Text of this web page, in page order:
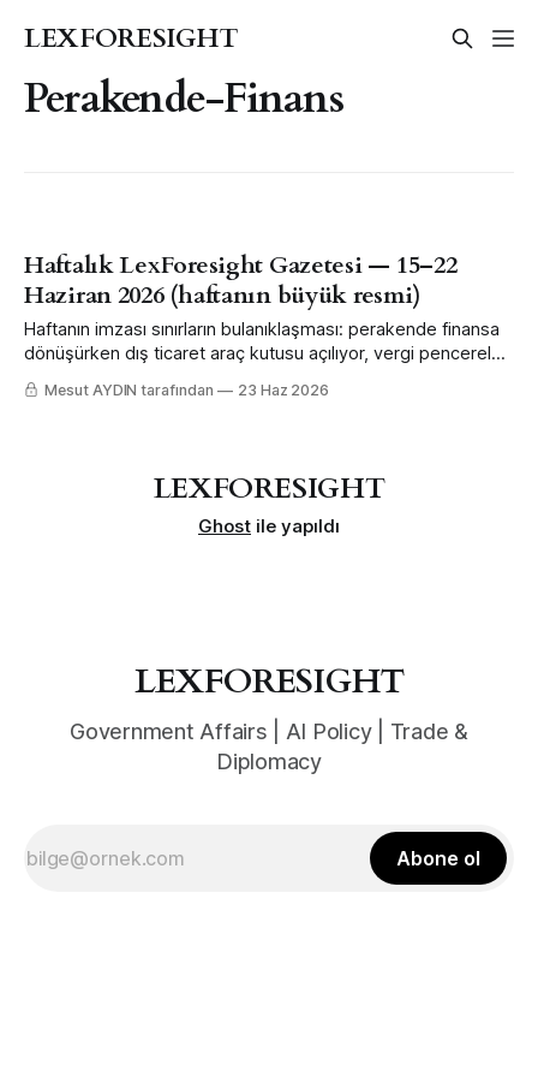
LEXFORESIGHT
Perakende-Finans
Haftalık LexForesight Gazetesi — 15–22
Haziran 2026 (haftanın büyük resmi)
Haftanın imzası sınırların bulanıklaşması: perakende finansa
dönüşürken dış ticaret araç kutusu açılıyor, vergi pencereleri
uzuyor; yargı ve uzman otoriteler sınırı çiziyor.
Mesut AYDIN tarafından 23 Haz 2026
LEXFORESIGHT
Ghost ile yapıldı
LEXFORESIGHT
Government Affairs | AI Policy | Trade &
Diplomacy
Abone ol